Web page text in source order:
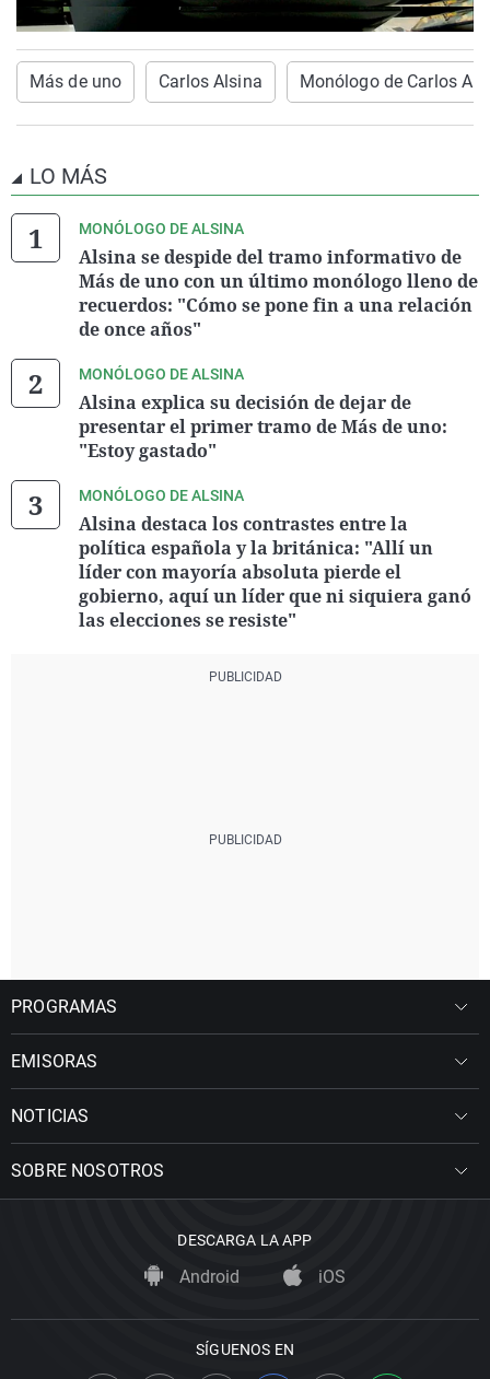
Más de uno Carlos Alsina Monólogo de Carlos
LO MÁS
MONÓLOGO DE ALSINA
Alsina se despide del tramo informativo de
Más de uno con un último monólogo lleno de
recuerdos: "Cómo se pone fin a una relación
de once años"
MONÓLOGO DE ALSINA
Alsina explica su decisión de dejar de
presentar el primer tramo de Más de uno:
"Estoy gastado"
MONÓLOGO DE ALSINA
Alsina destaca los contrastes entre la
política española y la británica: "Allí un
líder con mayoría absoluta pierde el
gobierno, aquí un líder que ni siquiera ganó
las elecciones se resiste"
PROGRAMAS
EMISORAS
NOTICIAS
SOBRE NOSOTROS
DESCARGA LA APP
Android iOS
SÍGUENOS EN